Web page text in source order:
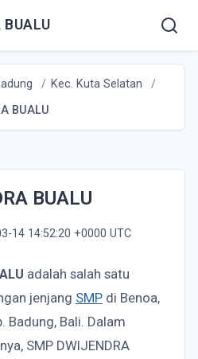
BUALU
Kec. Kuta Selatan
BUALU
BUALU
14 14:52:20 +0000 UTC
adalah salah satu
jenjang SMP di Benoa,
Badung, Bali. Dalam
SMP DWIJENDRA